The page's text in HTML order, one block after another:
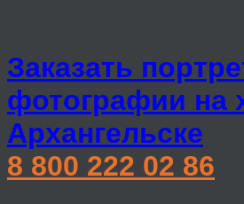
Заказать
фотографии на
Архангельске
8 800 222 02 86